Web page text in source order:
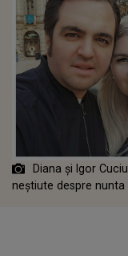
Diana și Igor
neștiute despre nunta